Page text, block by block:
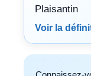
Plaisantin
Voir la